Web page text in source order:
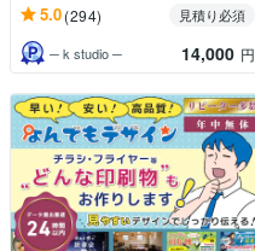
5.0(294)
見積り必須
─ k studio ─
14,000 円